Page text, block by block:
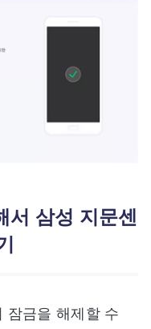
서 삼성 지문센
잠금을 해제할 수